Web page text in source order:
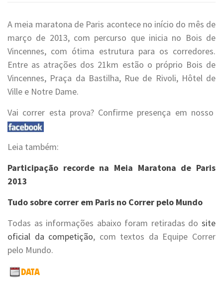
A meia maratona de Paris acontece no início do mês de
março de 2013, com percurso que inicia no Bois de
Vincennes, com ótima estrutura para os corredores.
Entre as atrações dos 21km estão o próprio Bois de
Vincennes, Praça da Bastilha, Rue de Rivoli, Hôtel de
Ville e Notre Dame.
Vai correr esta prova? Confirme presença em nosso
Leia também:
Participação recorde na Meia Maratona de Paris
2013
Tudo sobre correr em Paris no Correr pelo Mundo
Todas as informações abaixo foram retiradas do site
oficial da competição, com textos da Equipe Correr
pelo Mundo.